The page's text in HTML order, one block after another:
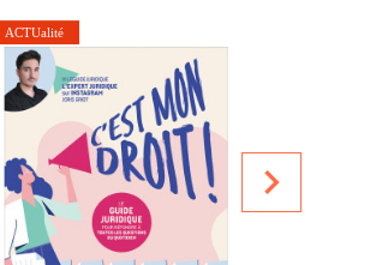
Prix club :
navigate_next